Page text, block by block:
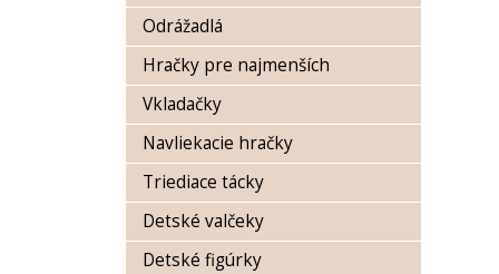
Odrážadlá
Hračky pre najmenších
Vkladačky
Navliekacie hračky
Triediace tácky
Detské valčeky
Detské figúrky